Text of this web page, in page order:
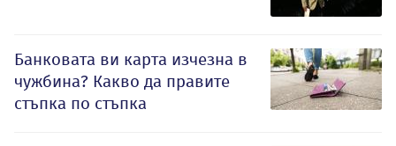
Банковата ви карта изчезна в
чужбина? Какво да правите
стъпка по стъпка